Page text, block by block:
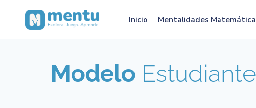
Inicio Mentalidades
Modelo